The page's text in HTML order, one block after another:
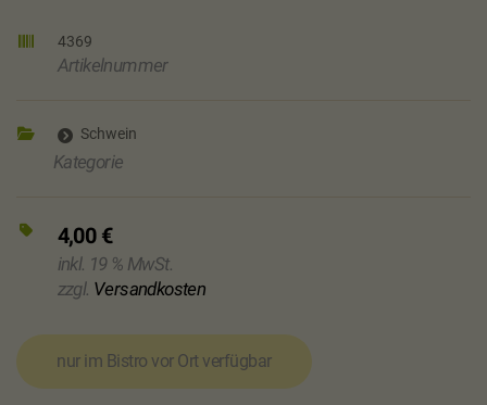
4369
Artikelnummer
Schwein
Kategorie
4,00 €
inkl. 19 % MwSt.
zzgl. Versandkosten
nur im Bistro vor Ort verfügbar